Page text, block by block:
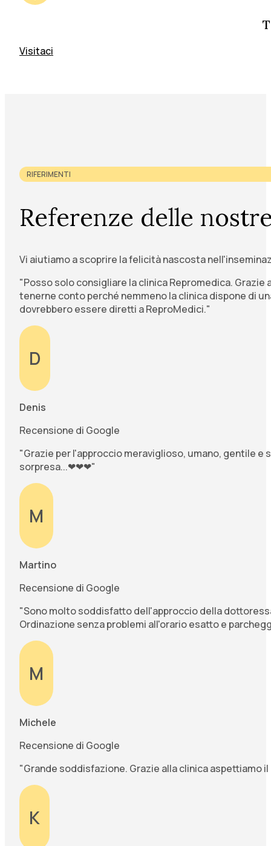
Visitaci
RIFERIMENTI
Referenze delle
Vi aiutiamo a scoprire la felicità nascosta
"Posso solo consigliare la clinica Repromedica.
tenerne conto perché nemmeno la clinica dispone di
dovrebbero essere diretti a ReproMedici."
D
Denis
Recensione di Google
"Grazie per l'approccio meraviglioso, umano, gentile e
sorpresa...❤❤❤"
M
Martino
Recensione di Google
"Sono molto soddisfatto dell'approccio della
Ordinazione senza problemi all'orario esatto e
M
Michele
Recensione di Google
"Grande soddisfazione. Grazie alla clinica aspettiamo
K